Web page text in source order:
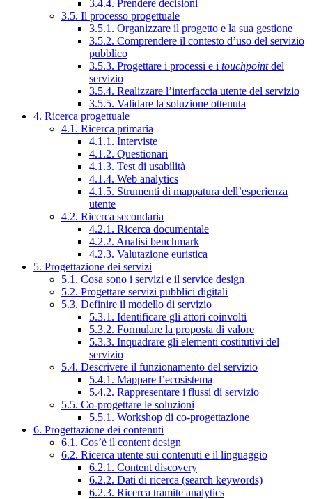
3.4.4. Prendere decisioni
3.5. Il processo progettuale
3.5.1. Organizzare il progetto e la sua gestione
3.5.2. Comprendere il contesto d’uso del servizio
pubblico
3.5.3. Progettare i processi e i touchpointdel
servizio
3.5.4. Realizzare l’interfaccia utente del servizio
3.5.5. Validare la soluzione ottenuta
4. Ricerca progettuale
4.1. Ricerca primaria
4.1.1. Interviste
4.1.2. Questionari
4.1.3. Test di usabilità
4.1.4. Web analytics
4.1.5. Strumenti di mappatura dell’esperienza
utente
4.2. Ricerca secondaria
4.2.1. Ricerca documentale
4.2.2. Analisi benchmark
4.2.3. Valutazione euristica
5. Progettazione dei servizi
5.1. Cosa sono i servizi e il service design
5.2. Progettare servizi pubblici digitali
5.3. Definire il modello di servizio
5.3.1. Identificare gli attori coinvolti
5.3.2. Formulare la proposta di valore
5.3.3. Inquadrare gli elementi costitutivi del
servizio
5.4. Descrivere il funzionamento del servizio
5.4.1. Mappare l’ecosistema
5.4.2. Rappresentare i flussi di servizio
5.5. Co-progettare le soluzioni
5.5.1. Workshop di co-progettazione
6. Progettazione dei contenuti
6.1. Cos’è il content design
6.2. Ricerca utente sui contenuti e il linguaggio
6.2.1. Content discovery
6.2.2. Dati di ricerca (search keywords)
6.2.3. Ricerca tramite analytics